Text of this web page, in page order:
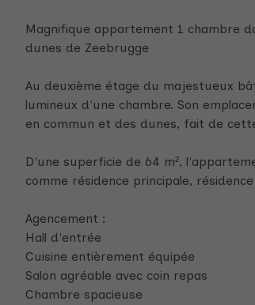
Magnifique appartement 1 chambre
dunes de Zeebrugge
Au deuxième étage du majestueux
lumineux d'une chambre. Son
en commun et des dunes, fait de
D'une superficie de 64 m²,
comme résidence principale,
Agencement :
Hall d'entrée
Cuisine entièrement équipée
Salon agréable avec coin repas
Chambre spacieuse